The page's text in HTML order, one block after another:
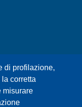
di profilazione,
corretta
misurare
Pubblico